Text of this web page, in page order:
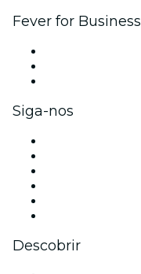
Fever for Business
Siga-nos
Descobrir